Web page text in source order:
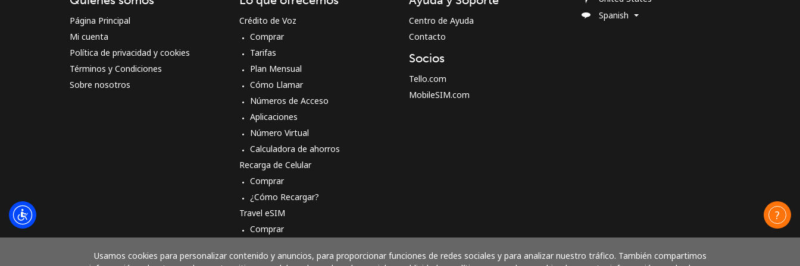
Usamos cookies para personalizar contenido y anuncios, para proporcionar funciones de redes sociales y para analizar nuestro tráfico. También compartimos
Página Principal
Mi cuenta
Política de privacidad y cookies
Términos y Condiciones
Sobre nosotros
Crédito de Voz
Comprar
Tarifas
Plan Mensual
Cómo Llamar
Números de Acceso
Aplicaciones
Número Virtual
Calculadora de ahorros
Recarga de Celular
Comprar
¿Cómo Recargar?
Travel eSIM
Comprar
Centro de Ayuda
Contacto
Socios
Tello.com
MobileSIM.com
Spanish